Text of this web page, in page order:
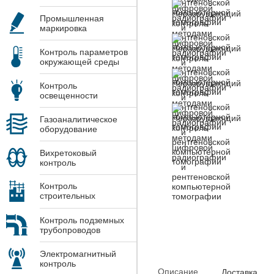
Промышленная
маркировка
Контроль параметров
окружающей среды
Контроль
освещенности
Газоаналитическое
оборудование
Вихретоковый
контроль
Контроль
строительных
Контроль подземных
трубопроводов
Электромагнитный
контроль
Описание